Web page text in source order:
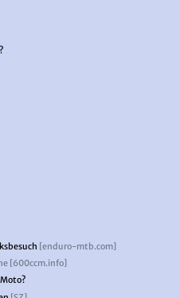
[enduro-mtb.com]
[600ccm.info]